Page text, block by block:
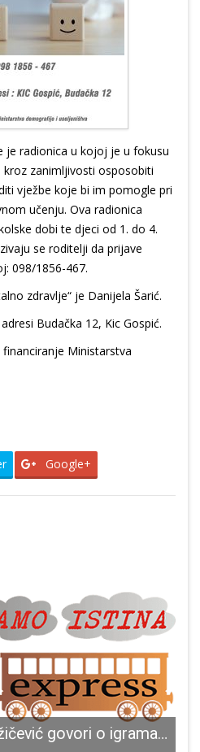
je radionica u kojoj je u fokusu
kroz zanimljivosti osposobiti
vježbe koje bi im pomogle pri
učenju. Ova radionica
dobi te djeci od 1. do 4.
se roditelji da prijave
098/1856-467.
zdravlje“ je Danijela Šarić.
Budačka 12, Kic Gospić.
Ministarstva
Google+
U utorak Viktor Božičević govori o igrama na sreću i pornografiji